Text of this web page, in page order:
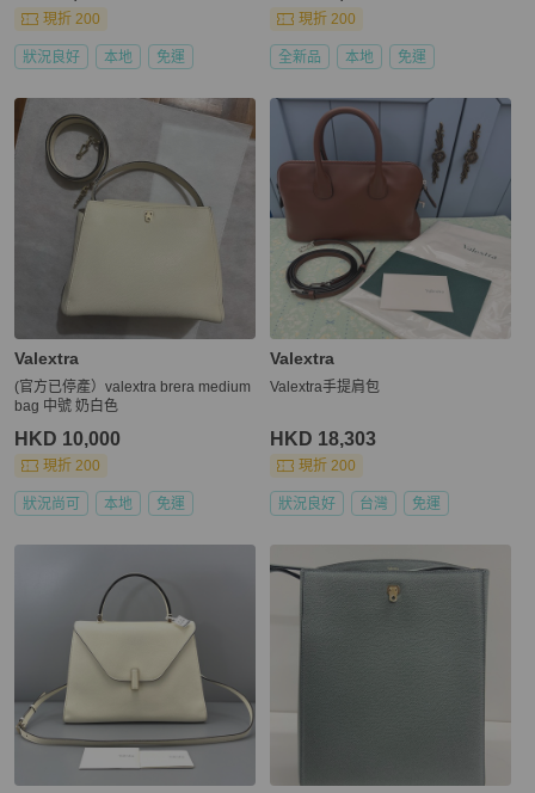
現折 200
狀況良好 本地 免運
現折 200
全新品 本地 免運
Valextra
(官方已停產）valextra brera medium
bag 中號 奶白色
HKD 10,000
現折 200
狀況尚可 本地 免運
Valextra
Valextra手提肩包
HKD 18,303
現折 200
狀況良好 台灣 免運